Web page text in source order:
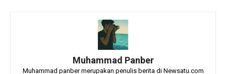
Muhammad Panber
Muhammad panber merupakan penulis berita di Newsatu.com